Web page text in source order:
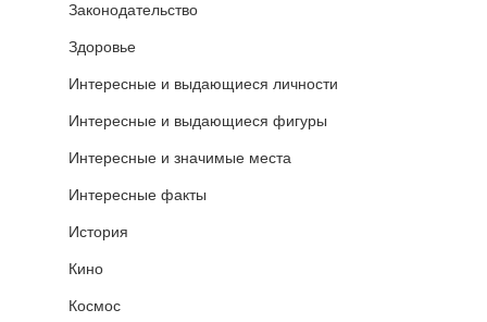
Законодательство
Здоровье
Интересные и выдающиеся личности
Интересные и выдающиеся фигуры
Интересные и значимые места
Интересные факты
История
Кино
Космос